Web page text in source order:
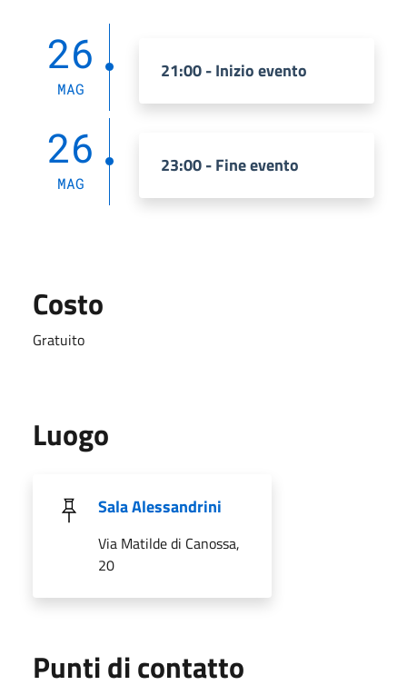
26
MAG
21:00 - Inizio evento
26
MAG
23:00 - Fine evento
Costo
Gratuito
Luogo
Sala Alessandrini
Via Matilde di Canossa,
20
Punti di contatto